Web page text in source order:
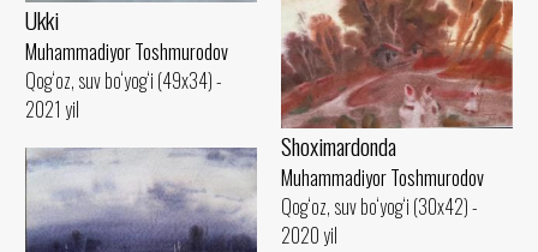
Ukki
Muhammadiyor Toshmurodov
Qog‘oz, suv bo‘yog‘i (49x34) -
2021 yil
Shoximardonda
Muhammadiyor Toshmurodov
Qog‘oz, suv bo‘yog‘i (30x42) -
2020 yil